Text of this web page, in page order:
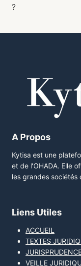
?
A Propos
Kytisa est une
et de l'OHADA. Elle
les grandes sociétés
Liens Utiles
ACCUEIL
TEXTES
VEILLE